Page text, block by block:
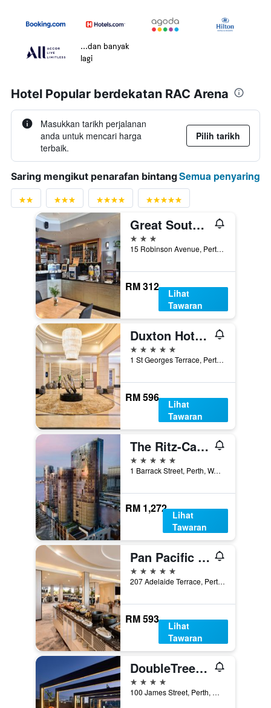
...dan banyak
lagi
Hotel Popular berdekatan RAC Arena
Masukkan tarikh perjalanan
anda untuk mencari harga
terbaik.
Pilih tarikh
Saring mengikut penarafan bintangSemua penyaring
Great Southern Hotel Perth
3 bintang
15 Robinson Avenue, Perth, WA, Australia
RM 312
Lihat
Tawaran
Duxton Hotel Perth
5 bintang
1 St Georges Terrace, Perth, WA, Australia
RM 596
Lihat
Tawaran
The Ritz-Carlton, Perth
5 bintang
1 Barrack Street, Perth, WA, Australia
RM 1,272
Lihat
Tawaran
Pan Pacific Perth
5 bintang
207 Adelaide Terrace, Perth, WA, Australia
RM 593
Lihat
Tawaran
DoubleTree by Hilton Perth Northbridge
4 bintang
100 James Street, Perth, WA, Australia